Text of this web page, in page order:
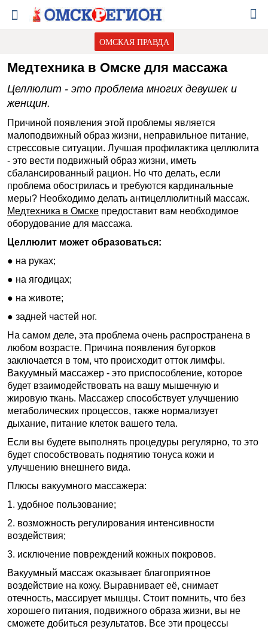
ОМСКАЯ ПРАВДА
Медтехника в Омске для массажа
Целлюлит - это проблема многих девушек и
женщин.
Причиной появления этой проблемы является
малоподвижный образ жизни, неправильное питание,
стрессовые ситуации. Лучшая профилактика целлюлита
- это вести подвижный образ жизни, иметь
сбалансированный рацион. Но что делать, если
проблема обострилась и требуются кардинальные
меры? Необходимо делать антицеллюлитный массаж.
Медтехника в Омске предоставит вам необходимое
оборудование для массажа.
Целлюлит может образоваться:
● на руках;
● на ягодицах;
● на животе;
● задней частей ног.
На самом деле, эта проблема очень распространена в
любом возрасте. Причина появления бугорков
заключается в том, что происходит отток лимфы.
Вакуумный массажер - это приспособление, которое
будет взаимодействовать на вашу мышечную и
жировую ткань. Массажер способствует улучшению
метаболических процессов, также нормализует
дыхание, питание клеток вашего тела.
Если вы будете выполнять процедуры регулярно, то это
будет способствовать поднятию тонуса кожи и
улучшению внешнего вида.
Плюсы вакуумного массажера:
1. удобное пользование;
2. возможность регулирования интенсивности
воздействия;
3. исключение повреждений кожных покровов.
Вакуумный массаж оказывает благоприятное
воздействие на кожу. Выравнивает её, снимает
отечность, массирует мышцы. Стоит помнить, что без
хорошего питания, подвижного образа жизни, вы не
сможете добиться результатов. Все эти процессы